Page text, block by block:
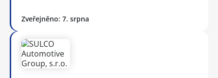
Zveřejněno: 7. srpna